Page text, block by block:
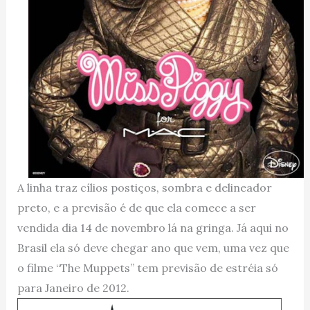
A linha traz cílios postiços, sombra e delineador
preto, e a previsão é de que ela comece a ser
vendida dia 14 de novembro lá na gringa. Já aqui no
Brasil ela só deve chegar ano que vem, uma vez que
o filme “The Muppets” tem previsão de estréia só
para Janeiro de 2012.